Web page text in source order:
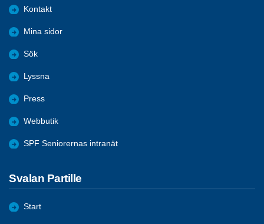
Kontakt
Mina sidor
Sök
Lyssna
Press
Webbutik
SPF Seniorernas intranät
Svalan Partille
Start